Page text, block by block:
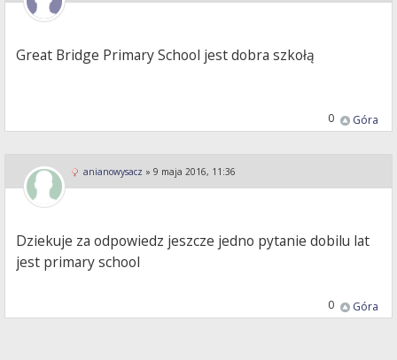
Great Bridge Primary School jest dobra szkołą
Góra
0
anianowysacz » 9 maja 2016, 11:36
Dziekuje za odpowiedz jeszcze jedno pytanie dobilu lat
jest primary school
Góra
0